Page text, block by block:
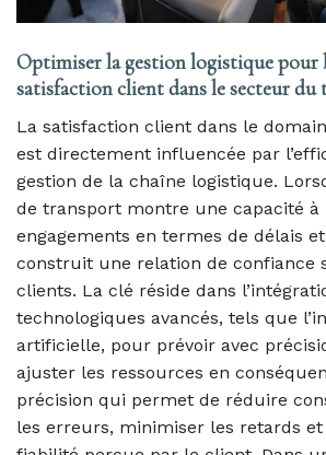
Optimiser la gestion logistique pour
satisfaction client dans le secteur
La satisfaction client dans le
est directement influencée par
gestion de la chaîne logistique.
de transport montre une capacité à
engagements en termes de délais
construit une relation de confiance
clients. La clé réside dans
technologiques avancés, tels que
artificielle, pour prévoir avec
ajuster les ressources en
précision qui permet de réduire
les erreurs, minimiser les retards